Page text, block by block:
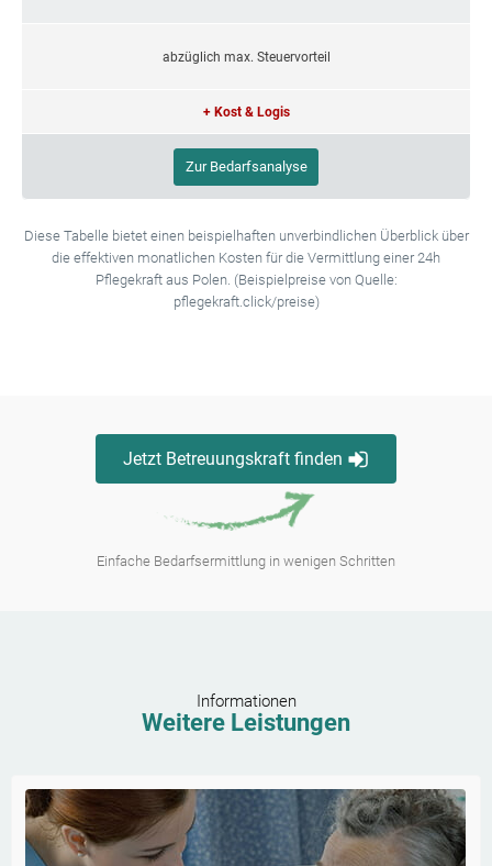
abzüglich max. Steuervorteil
+ Kost & Logis
Zur Bedarfsanalyse
Diese Tabelle bietet einen beispielhaften unverbindlichen Überblick über
die effektiven monatlichen Kosten für die Vermittlung einer 24h
Pflegekraft aus Polen. (Beispielpreise von Quelle:
pflegekraft.click/preise)
Jetzt Betreuungskraft finden
Einfache Bedarfsermittlung in wenigen Schritten
Informationen
Weitere Leistungen